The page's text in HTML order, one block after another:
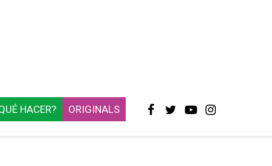
HACER? ORIGINALS